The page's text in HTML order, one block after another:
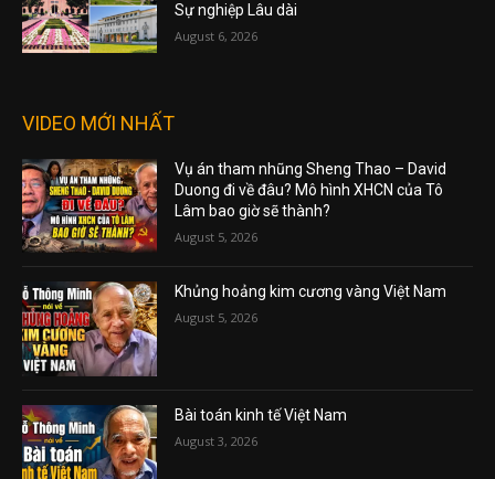
Sự nghiệp Lâu dài
August 6, 2026
VIDEO MỚI NHẤT
Vụ án tham nhũng Sheng Thao – David
Duong đi về đâu? Mô hình XHCN của Tô
Lâm bao giờ sẽ thành?
August 5, 2026
Khủng hoảng kim cương vàng Việt Nam
August 5, 2026
Bài toán kinh tế Việt Nam
August 3, 2026